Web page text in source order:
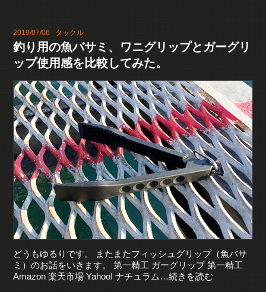
2019/07/06 タックル
釣り用の魚バサミ、ワニグリップとガーグリ
ップ使用感を比較してみた。
どうもゆるりです。 またまたフィッシュグリップ（魚バサ
ミ）のお話をいきます。 第一精工 ガーグリップ 第一精工
Amazon 楽天市場 Yahoo! ナチュラム…続きを読む